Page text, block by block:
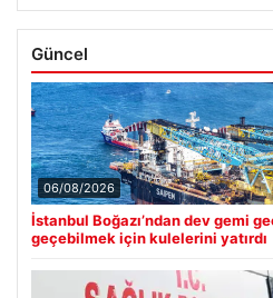
Güncel
06/08/2026
İstanbul Boğazı’ndan dev gemi
geçebilmek için kulelerini yatırdı